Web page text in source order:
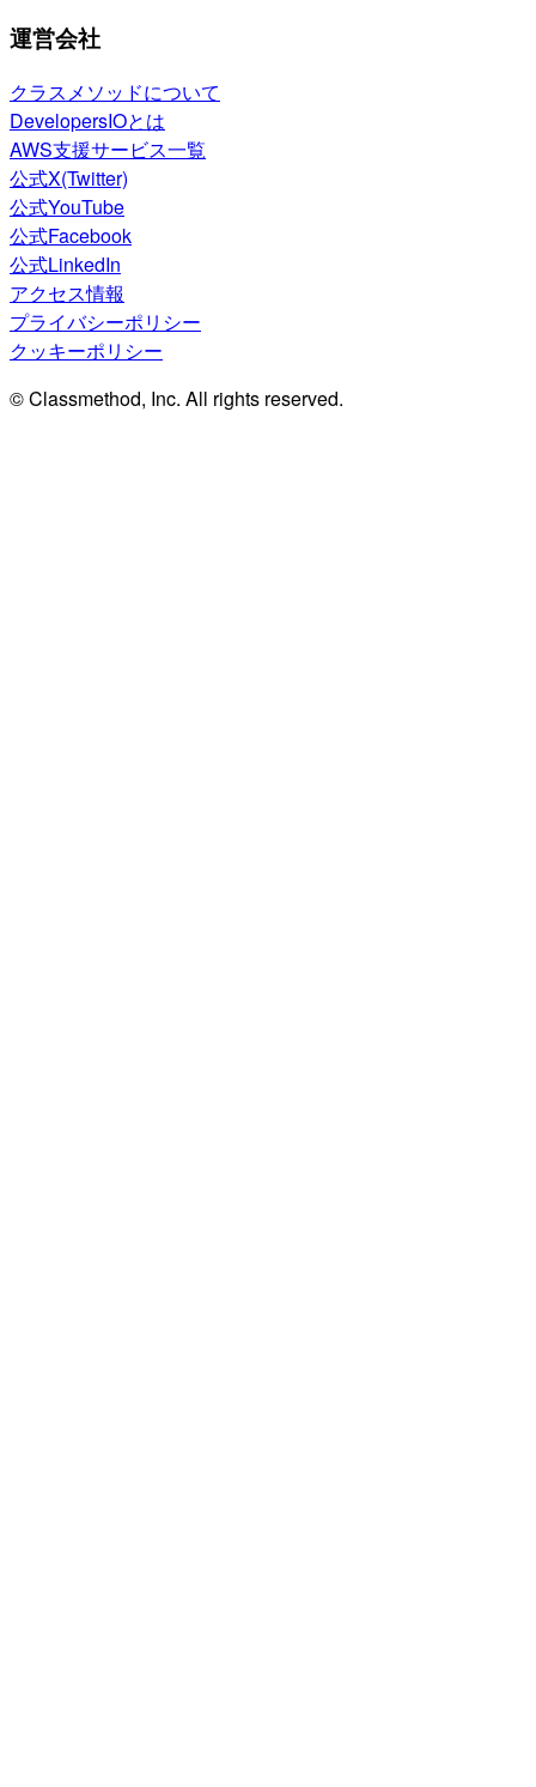
運営会社
クラスメソッドについて
DevelopersIOとは
AWS支援サービス一覧
公式X(Twitter)
公式YouTube
公式Facebook
公式LinkedIn
アクセス情報
プライバシーポリシー
クッキーポリシー
© Classmethod, Inc. All rights reserved.